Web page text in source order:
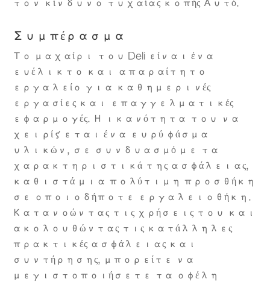
τον κίνδυνο τυχαίας κοπής Αυτό.
Συμπέρασμα
Το μαχαίρι του Deli είναι ένα
ευέλικτο και απαραίτητο
εργαλείο για καθημερινές
εργασίες και επαγγελματικές
εφαρμογές. Η ικανότητα του να
χειρίζεται ένα ευρύ φάσμα
υλικών, σε συνδυασμό με τα
χαρακτηριστικά της ασφάλειας,
καθιστά μια πολύτιμη προσθήκη
σε οποιοδήποτε εργαλειοθήκη.
Κατανοώντας τις χρήσεις του και
ακολουθώντας τις κατάλληλες
πρακτικές ασφάλειας και
συντήρησης, μπορείτε να
μεγιστοποιήσετε τα οφέλη